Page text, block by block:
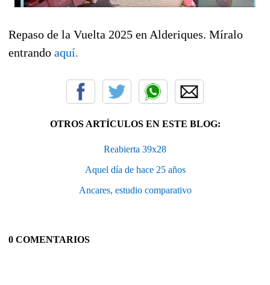
Repaso de la Vuelta 2025 en Alderiques. Míralo
entrando aquí.
OTROS ARTÍCULOS EN ESTE BLOG:
Reabierta 39x28
Aquel día de hace 25 años
Ancares, estudio comparativo
0 COMENTARIOS